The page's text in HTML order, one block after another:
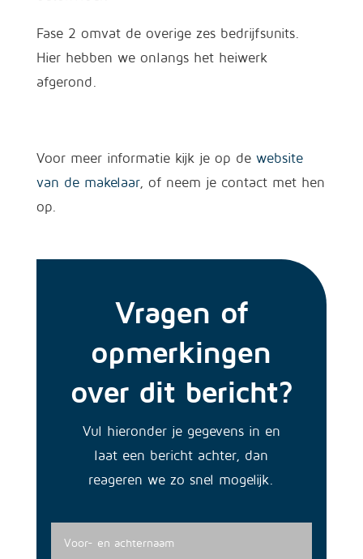
Fase 2 omvat de overige zes bedrijfsunits.
Hier hebben we onlangs het heiwerk
afgerond.
Voor meer informatie kijk je op de website
van de makelaar, of neem je contact met hen
op.
Vragen of
opmerkingen
over dit bericht?
Vul hieronder je gegevens in en
laat een bericht achter, dan
reageren we zo snel mogelijk.